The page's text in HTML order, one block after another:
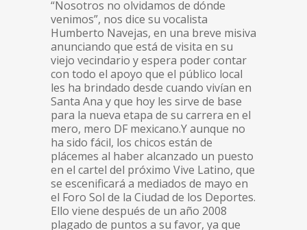
“Nosotros no olvidamos de dónde
venimos”, nos dice su vocalista
Humberto Navejas, en una breve misiva
anunciando que está de visita en su
viejo vecindario y espera poder contar
con todo el apoyo que el público local
les ha brindado desde cuando vivían en
Santa Ana y que hoy les sirve de base
para la nueva etapa de su carrera en el
mero, mero DF mexicano.Y aunque no
ha sido fácil, los chicos están de
plácemes al haber alcanzado un puesto
en el cartel del próximo Vive Latino, que
se escenificará a mediados de mayo en
el Foro Sol de la Ciudad de los Deportes.
Ello viene después de un año 2008
plagado de puntos a su favor, ya que